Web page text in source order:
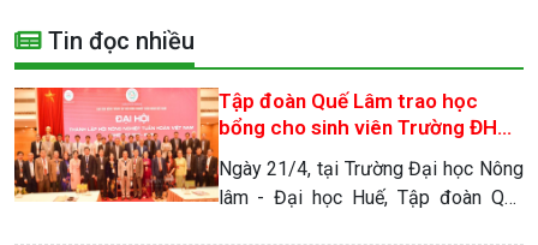
Tin đọc nhiều
Tập đoàn Quế Lâm trao học
bổng cho sinh viên Trường ĐH
Nông lâm – Đại học Huế
Ngày 21/4, tại Trường Đại học Nông
lâm - Đại học Huế, Tập đoàn Quế